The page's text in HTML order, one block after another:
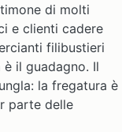
di molti
e clienti cadere
filibustieri
il guadagno. Il
la fregatura è
parte delle